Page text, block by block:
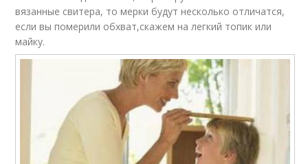
вязанные свитера, то мерки будут несколько отличатся,
если вы померили обхват,скажем на легкий топик или
майку.